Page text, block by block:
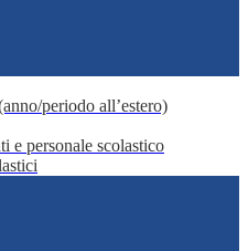
periodo all’estero)
e personale scolastico